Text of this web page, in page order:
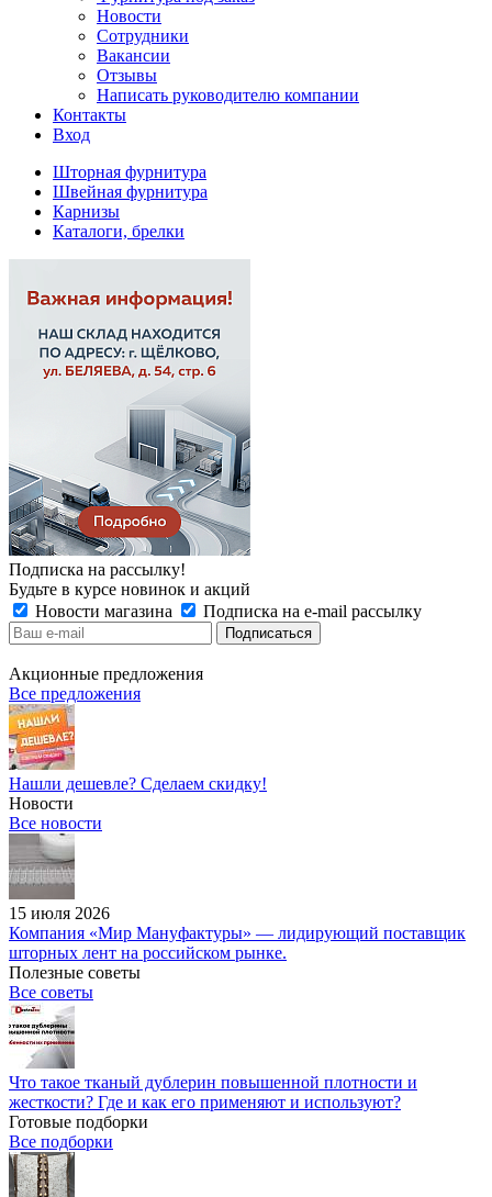
Новости
Сотрудники
Вакансии
Отзывы
Написать руководителю компании
Контакты
Вход
Шторная фурнитура
Швейная фурнитура
Карнизы
Каталоги, брелки
Подписка на рассылку!
Будьте в курсе новинок и акций
Новости магазина
Подписка на e-mail рассылку
Акционные предложения
Все предложения
Нашли дешевле? Сделаем скидку!
Новости
Все новости
15 июля 2026
Компания «Мир Мануфактуры» — лидирующий поставщик
шторных лент на российском рынке.
Полезные советы
Все советы
Что такое тканый дублерин повышенной плотности и
жесткости? Где и как его применяют и используют?
Готовые подборки
Все подборки